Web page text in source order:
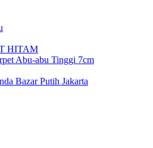
HITAM
Abu-abu Tinggi 7cm
Bazar Putih Jakarta